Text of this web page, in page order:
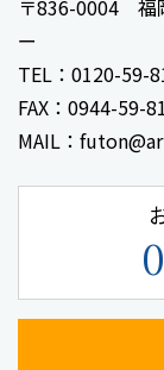
〒836-0004 福
ー
TEL：0120-59-
FAX：0944-59-
MAIL：